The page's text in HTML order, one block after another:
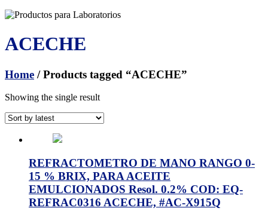
ACECHE
Home / Products tagged “ACECHE”
Showing the single result
REFRACTOMETRO DE MANO RANGO 0-
15 % BRIX, PARA ACEITE
EMULCIONADOS Resol. 0.2% COD: EQ-
REFRAC0316 ACECHE, #AC-X915Q